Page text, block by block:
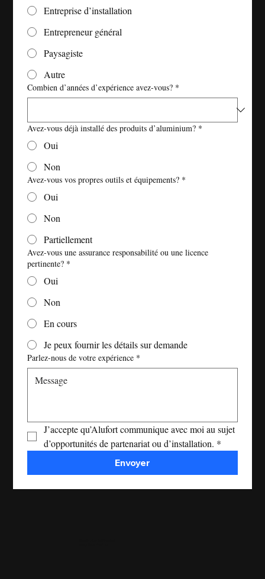
Entreprise d’installation
Entrepreneur général
Paysagiste
Autre
Combien d’années d’expérience avez-vous? *
Avez-vous déjà installé des produits d’aluminium? *
Oui
Non
Avez-vous vos propres outils et équipements? *
Oui
Non
Partiellement
Avez-vous une assurance responsabilité ou une licence
pertinente? *
Oui
Non
En cours
Je peux fournir les détails sur demande
Parlez-nous de votre expérience *
J’accepte qu’Alufort communique avec moi au sujet
d’opportunités de partenariat ou d’installation. *
Envoyer